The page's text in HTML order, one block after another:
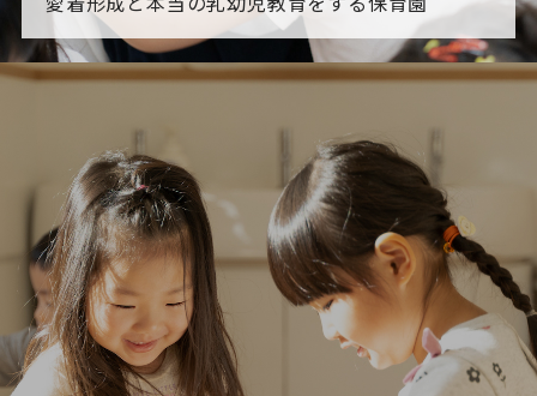
園からのお知らせ
「すくすく子育て」でリトルスター保育園が紹介されま
各園のブログ
2026.08.06 赤しそジュース作り～にじ組～2026.08.0
5 【そら組】誕生会
一覧を見る